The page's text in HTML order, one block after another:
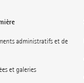
administratifs et de
et galeries